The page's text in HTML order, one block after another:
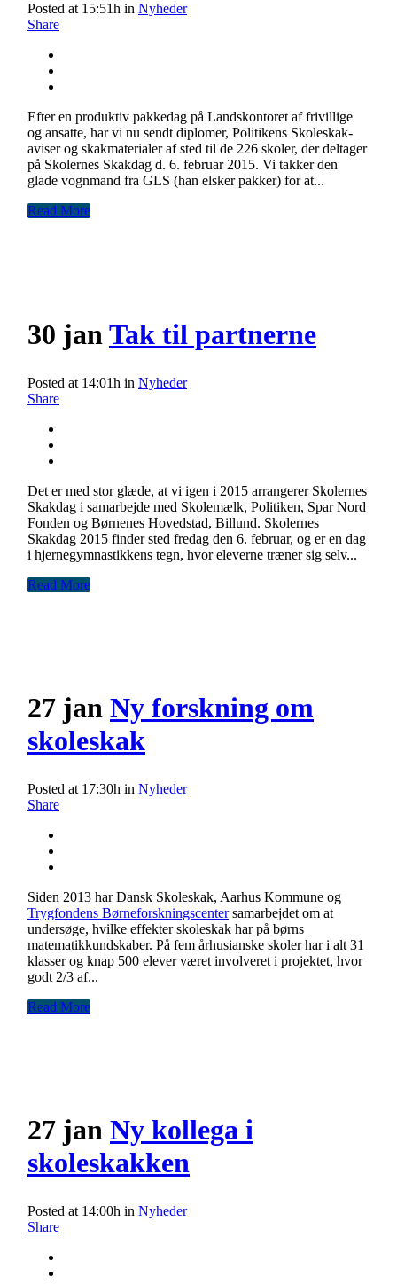
Posted at 15:51h in Nyheder
Share
Efter en produktiv pakkedag på Landskontoret af frivillige
og ansatte, har vi nu sendt diplomer, Politikens Skoleskak-
aviser og skakmaterialer af sted til de 226 skoler, der deltager
på Skolernes Skakdag d. 6. februar 2015. Vi takker den
glade vognmand fra GLS (han elsker pakker) for at...
Read More
30 jan Tak til partnerne
Posted at 14:01h in Nyheder
Share
Det er med stor glæde, at vi igen i 2015 arrangerer Skolernes
Skakdag i samarbejde med Skolemælk, Politiken, Spar Nord
Fonden og Børnenes Hovedstad, Billund. Skolernes
Skakdag 2015 finder sted fredag den 6. februar, og er en dag
i hjernegymnastikkens tegn, hvor eleverne træner sig selv...
Read More
27 jan Ny forskning om
skoleskak
Posted at 17:30h in Nyheder
Share
Siden 2013 har Dansk Skoleskak, Aarhus Kommune og
Trygfondens Børneforskningscentersamarbejdet om at
undersøge, hvilke effekter skoleskak har på børns
matematikkundskaber. På fem århusianske skoler har i alt 31
klasser og knap 500 elever været involveret i projektet, hvor
godt 2/3 af...
Read More
27 jan Ny kollega i
skoleskakken
Posted at 14:00h in Nyheder
Share